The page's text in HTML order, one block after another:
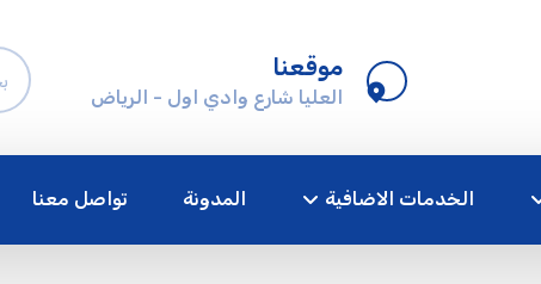
موقعنا
العليا شارع وادي اول - الرياض
الخدمات الاضافية المدونة تواصل معنا